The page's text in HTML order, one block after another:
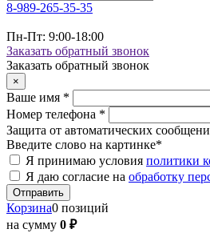
8-989-265-35-35
Пн-Пт: 9:00-18:00
Заказать обратный звонок
Заказать обратный звонок
×
Ваше имя *
Номер телефона *
Защита от автоматических
Введите слово на картинке*
Я принимаю условия политики
Я даю согласие на обработку
Корзина0 позиций
на сумму 0 ₽